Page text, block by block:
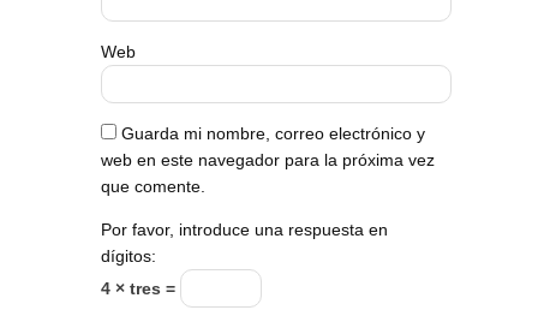
Web
Guarda mi nombre, correo electrónico y
web en este navegador para la próxima vez
que comente.
Por favor, introduce una respuesta en
dígitos:
4 × tres =